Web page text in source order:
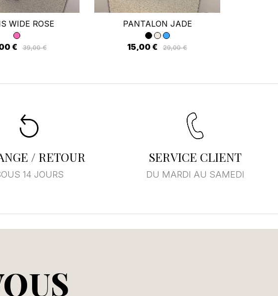
WIDE ROSE
€ 39,00 €
PANTALON JADE
15,00 € 29,00 €
/ RETOUR
14 JOURS
SERVICE CLIENT
DU MARDI AU SAMEDI
Se connecter